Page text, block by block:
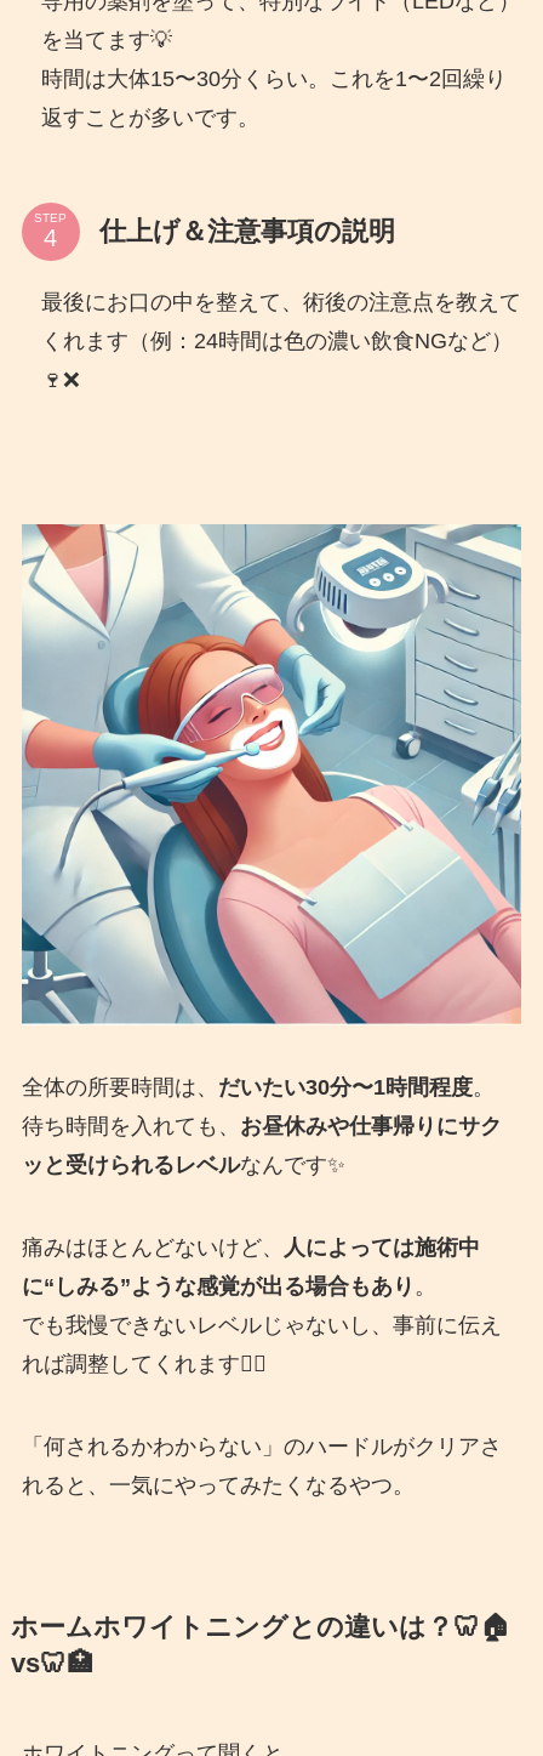
を当てます💡
時間は大体15〜30分くらい。これを1〜2回繰り
返すことが多いです。
STEP 仕上げ＆注意事項の説明
最後にお口の中を整えて、術後の注意点を教えて
くれます（例：24時間は色の濃い飲食NGなど）
🍷❌
全体の所要時間は、 だいたい30分〜1時間程度。
待ち時間を入れても、 お昼休みや仕事帰りにサク
ッと受けられるレベルなんです✨
痛みはほとんどないけど、
人によっては施術中
に“しみる”ような感覚が出る場合もあり 。
でも我慢できないレベルじゃないし、事前に伝え
れば調整してくれます🙆‍♀️
「何されるかわからない」のハードルがクリアさ
れると、一気にやってみたくなるやつ。
ホームホワイトニングとの違いは？🦷🏠
vs🦷🏥